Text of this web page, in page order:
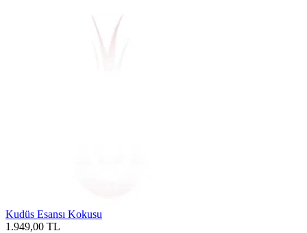
Kudüs Esansı Kokusu
1.949,00 TL